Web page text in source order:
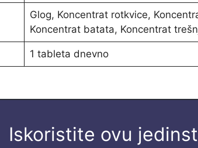
Glog, Koncentrat rotkvice,
Koncentrat batata, Koncentrat
1 tableta dnevno
Iskoristite ovu